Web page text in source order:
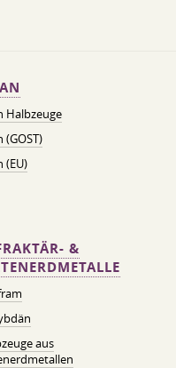
Halbzeuge
(GOST)
(EU)
&
aus